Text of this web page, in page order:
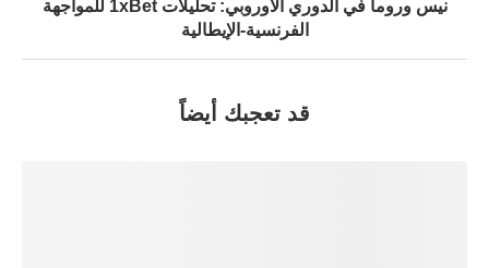
نيس وروما في الدوري الأوروبي: تحليلات 1xBet للمواجهة
الفرنسية-الإيطالية
قد تعجبك أيضاً